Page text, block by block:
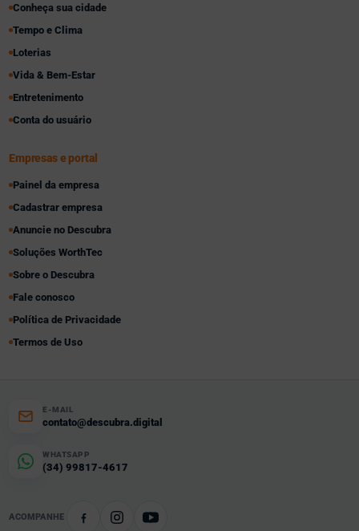
Conheça sua cidade
Tempo e Clima
Loterias
Vida & Bem-Estar
Entretenimento
Conta do usuário
Empresas e portal
Painel da empresa
Cadastrar empresa
Anuncie no Descubra
Soluções WorthTec
Sobre o Descubra
Fale conosco
Política de Privacidade
Termos de Uso
E-MAIL
contato@descubra.digital
WHATSAPP
(34) 99817-4617
ACOMPANHE